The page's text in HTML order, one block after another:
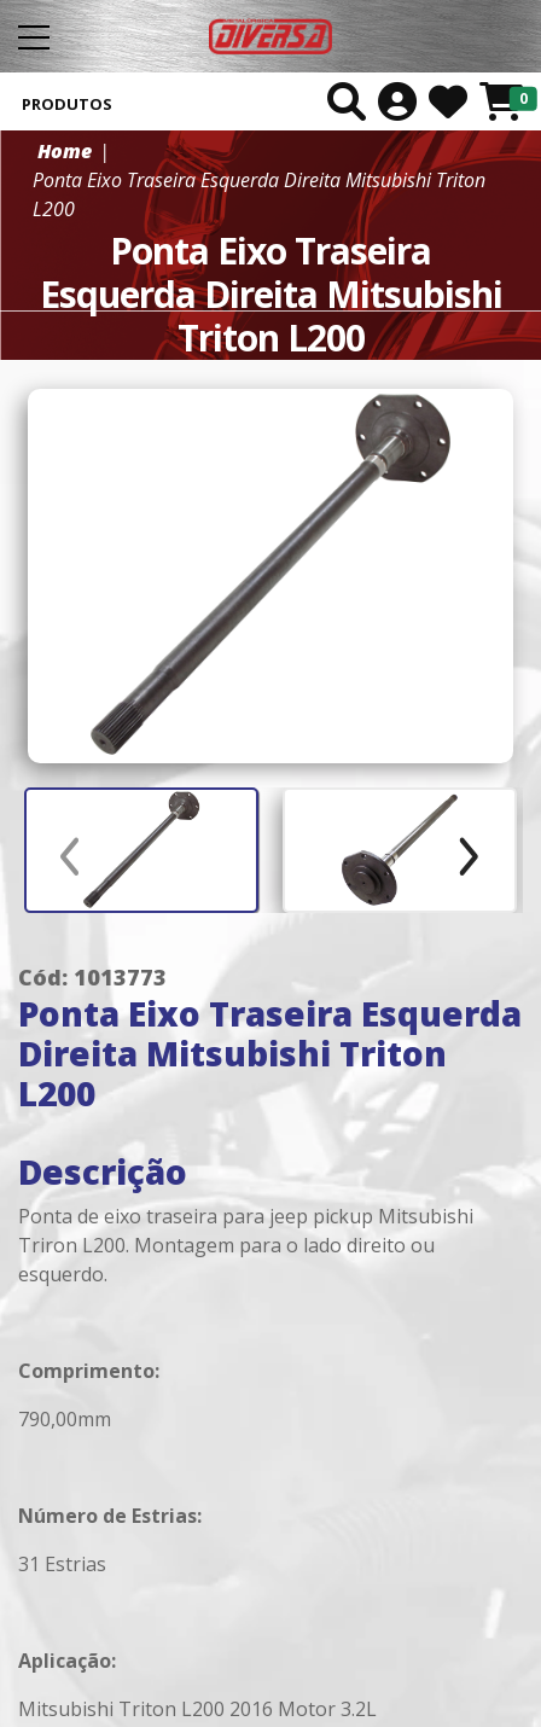
0
PRODUTOS
Home
Ponta Eixo Traseira Esquerda Direita Mitsubishi Triton
L200
Ponta Eixo Traseira
Esquerda Direita Mitsubishi
Triton L200
Cód: 1013773
Ponta Eixo Traseira Esquerda
Direita Mitsubishi Triton
L200
Descrição
Ponta de eixo traseira para jeep pickup Mitsubishi
Triron L200. Montagem para o lado direito ou
esquerdo.
Comprimento:
790,00mm
Número de Estrias:
31 Estrias
Aplicação:
Mitsubishi Triton L200 2016 Motor 3.2L